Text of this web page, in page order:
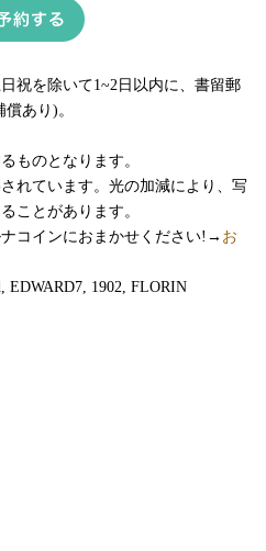
祝を除いて1~2日以内に、書留郵
あり)。
ものとなります。
れています。光の加減により、写
ことがあります。
コインにおまかせください!→ お
EDWARD7, 1902, FLORIN